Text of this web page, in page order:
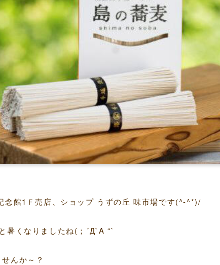
念館1Ｆ売店、ショップ うずの丘 味市場です(^-^*)/
暑くなりましたね(；´Д`A “`
んか～？